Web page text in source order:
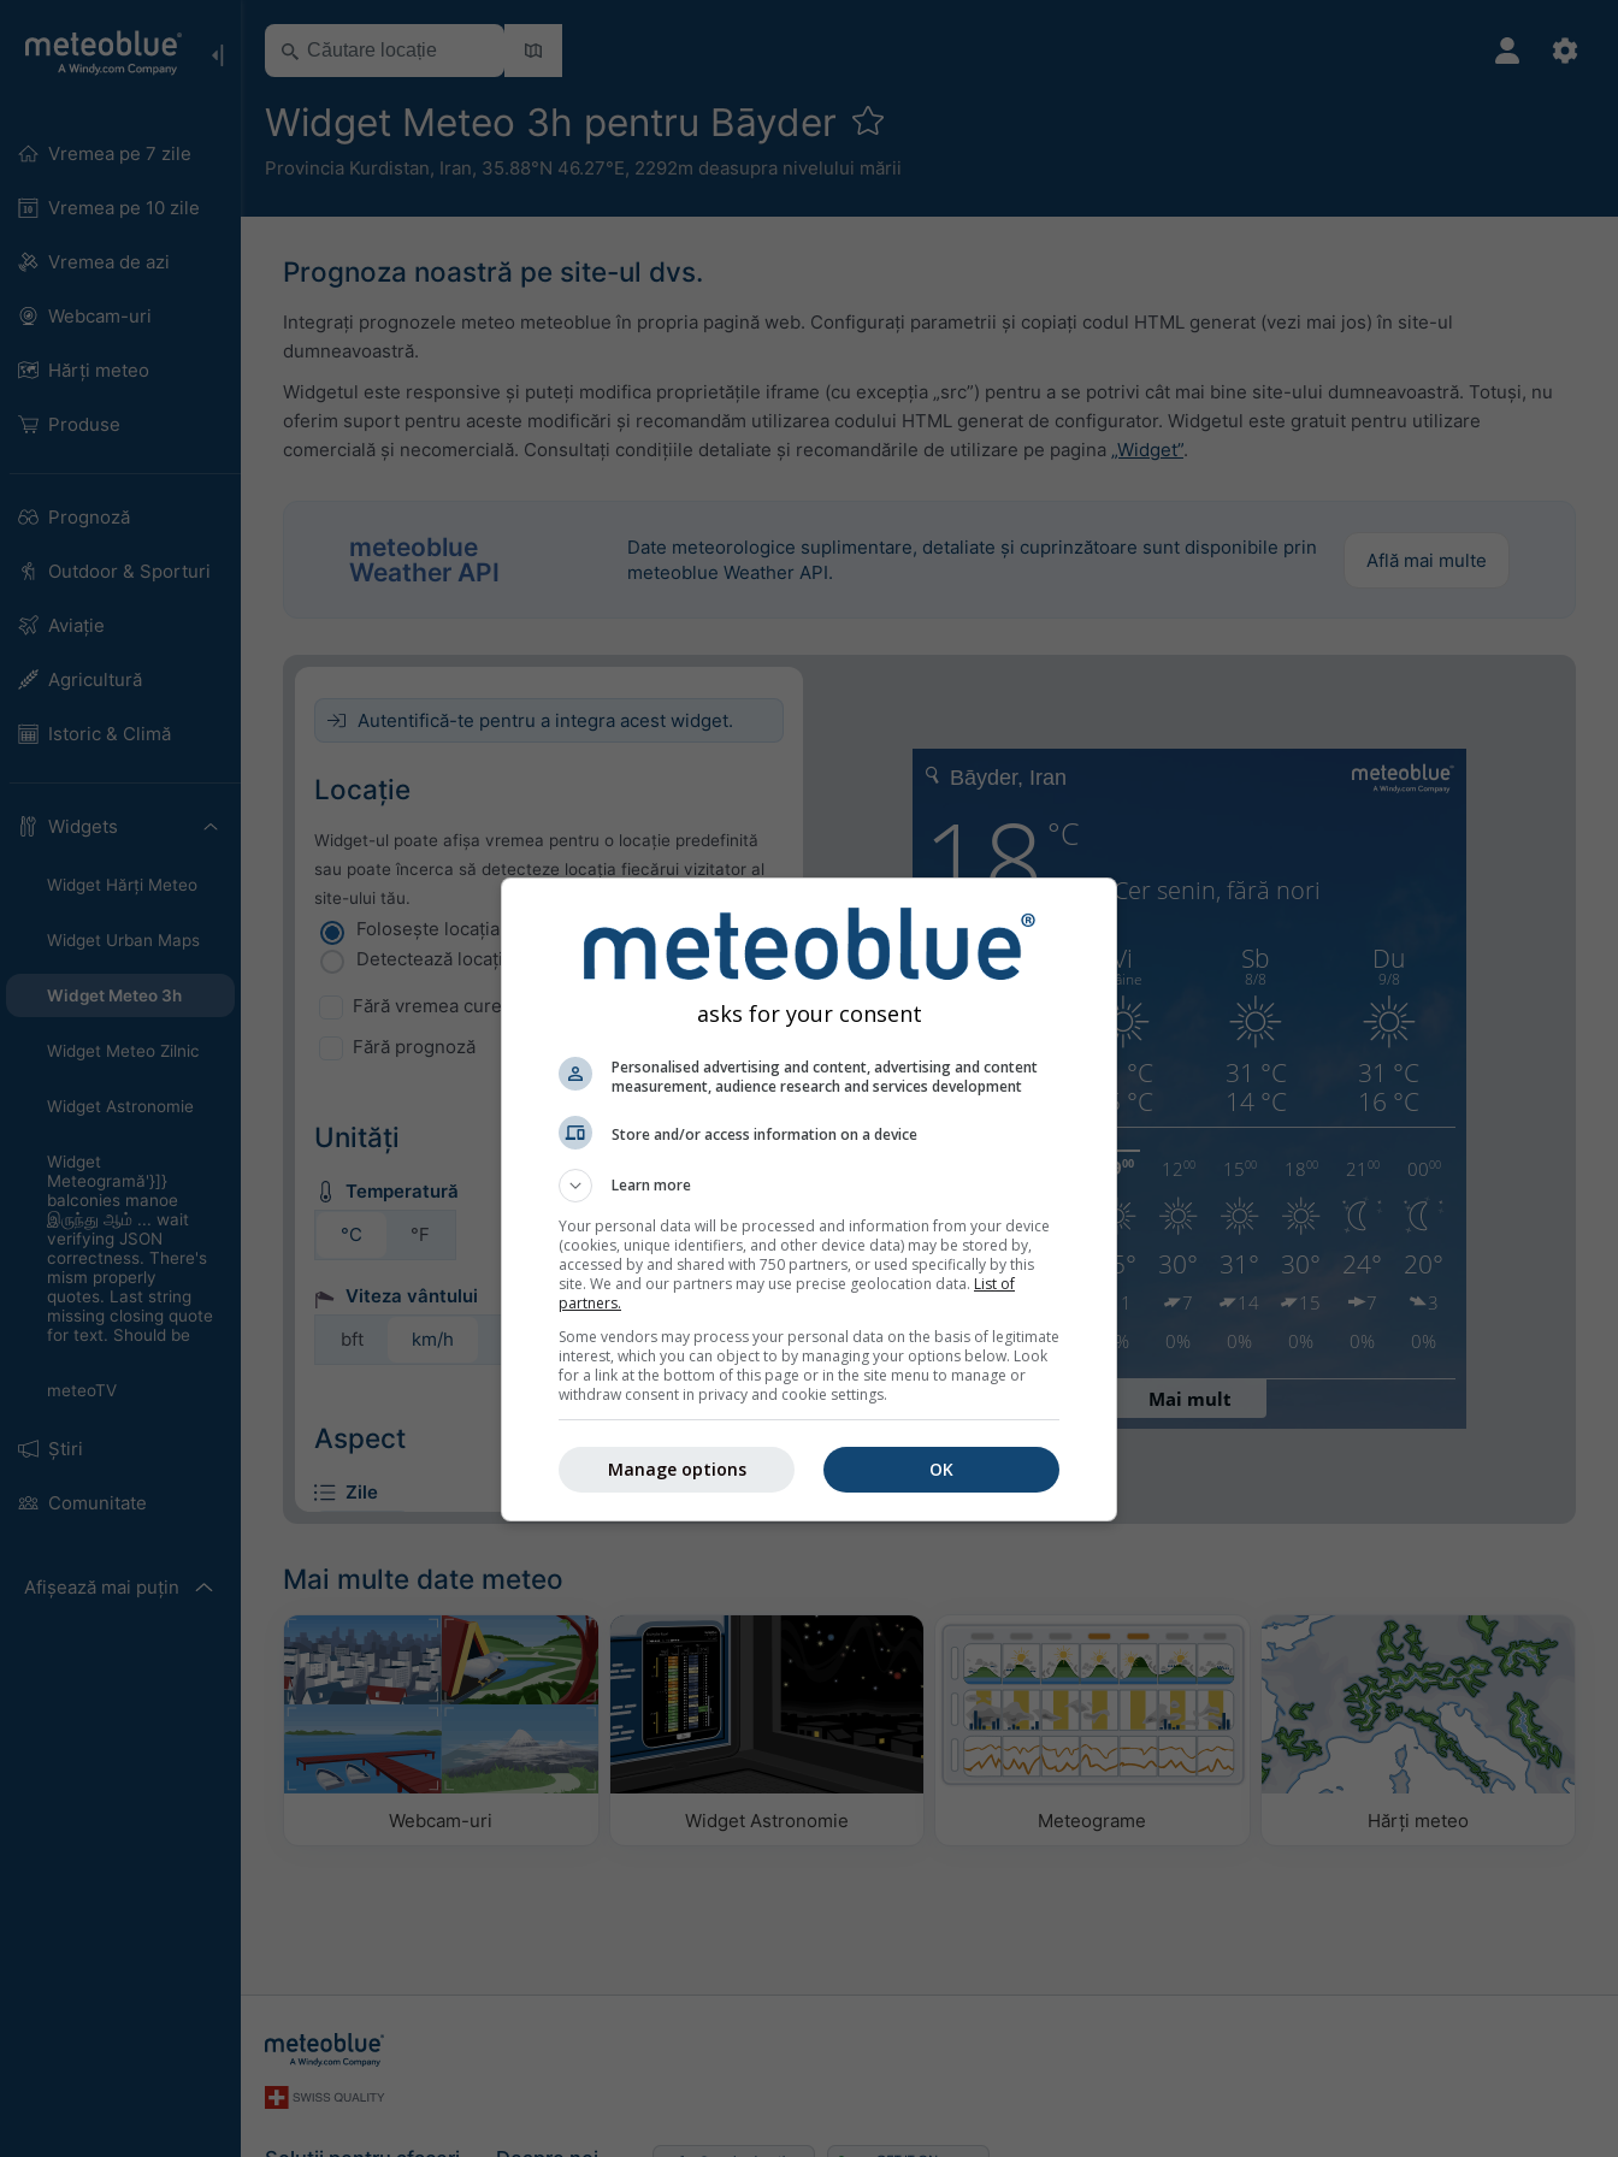
Vremea pe 7 zile
Vremea pe 10 zile
Vremea de azi
Webcam-uri
Hărți meteo
Produse
Prognoză
Outdoor & Sporturi
Aviație
Agricultură
Istoric & Climă
Widgets
Widget Hărți Meteo
Widget Urban Maps
Widget Meteo 3h
Widget Meteo Zilnic
Widget Astronomie
Widget
Meteogramă'}]}
balconies manoe
இருந்து ஆம் ... wait
verifying JSON
correctness. There's
mism properly
quotes. Last string
missing closing quote
for text. Should be
meteoTV
Știri
Comunitate
Afișează mai puțin
Widget Meteo 3h pentru Bāyder
Provincia Kurdistan, Iran, 35.88°N 46.27°E, 2292m deasupra nivelului mării
Prognoza noastră pe site-ul dvs.
Integrați prognozele meteo meteoblue în propria pagină web. Configurați parametrii și copiați codul HTML generat (vezi mai jos) în site-ul
dumneavoastră.
Widgetul este responsive și puteți modifica proprietățile iframe (cu excepția „src”) pentru a se potrivi cât mai bine site-ului dumneavoastră. Totuși, nu
oferim suport pentru aceste modificări și recomandăm utilizarea codului HTML generat de configurator. Widgetul este gratuit pentru utilizare
comercială și necomercială. Consultați condițiile detaliate și recomandările de utilizare pe pagina „Widget”.
meteoblue
Weather API
Date meteorologice suplimentare, detaliate și cuprinzătoare sunt disponibile prin
meteoblue Weather API.
Află mai multe
Autentifică-te pentru a integra acest widget.
Locație
Widget-ul poate afișa vremea pentru o locație predefinită
sau poate încerca să detecteze locația fiecărui vizitator al
site-ului tău.
Folosește locația curentă
Detectează locația utilizatorului
Fără vremea curentă
Fără prognoză
Unități
Temperatură
°C
°F
Viteza vântului
bft
km/h mph kn
Aspect
Zile
Fundal
Cu imagine de fundal
Cu culoare de fundal
Fără fundal: text închis
Fără fundal: text deschis
Mai multe date meteo
Webcam-uri Widget Astronomie Meteograme Hărți meteo
asks for your consent
Personalised advertising and content, advertising and content
measurement, audience research and services development
Store and/or access information on a device
Learn more
Your personal data will be processed and information from your device
(cookies, unique identifiers, and other device data) may be stored by,
accessed by and shared with 750 partners, or used specifically by this
site. We and our partners may use precise geolocation data. List of
partners.
Some vendors may process your personal data on the basis of legitimate
interest, which you can object to by managing your options below. Look
for a link at the bottom of this page or in the site menu to manage or
withdraw consent in privacy and cookie settings.
OK
Manage options